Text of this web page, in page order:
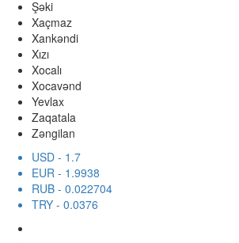
Şəki
Xaçmaz
Xankəndi
Xızı
Xocalı
Xocavənd
Yevlax
Zaqatala
Zəngilan
USD - 1.7
EUR - 1.9938
RUB - 0.022704
TRY - 0.0376